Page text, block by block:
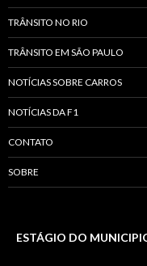
TRÂNSITO NO RIO
TRÂNSITO EM SÃO PAULO
NOTÍCIAS SOBRE CARROS
NOTÍCIAS DA F1
CONTATO
SOBRE
ESTÁGIO DO